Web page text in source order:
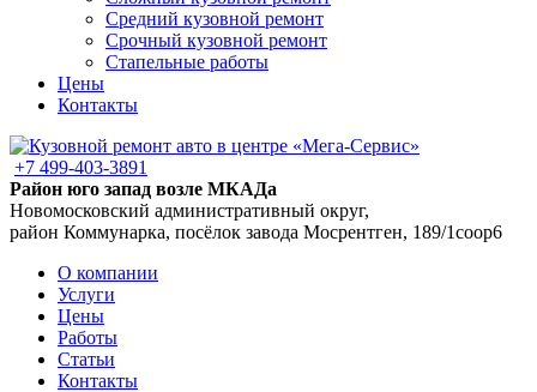
Средний кузовной ремонт
Срочный кузовной ремонт
Стапельные работы
Цены
Контакты
+7 499-403-3891
Район юго запад возле МКАДа
Новомосковский административный округ,
район Коммунарка, посёлок завода Мосрентген, 189/1соор6
О компании
Услуги
Цены
Работы
Статьи
Контакты